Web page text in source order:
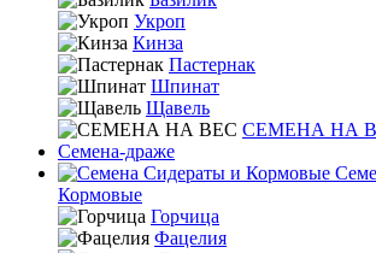
Укроп
Кинза
Пастернак
Шпинат
Щавель
СЕМЕНА НА
Семена-драже
Кормовые
Горчица
Фацелия